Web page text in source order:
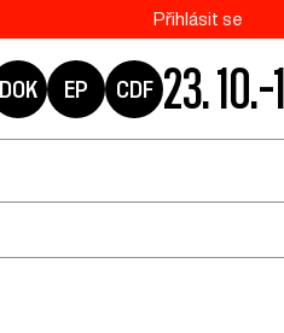
Přihlásit se
DOK EP CDF 23.